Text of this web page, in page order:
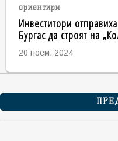
ориентири
Инвеститори
Бургас да строят на
20 ноем. 2024